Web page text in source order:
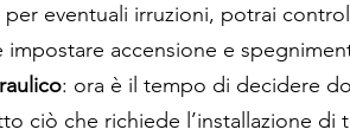
per eventuali irruzioni, potrai
impostare accensione e
: ora è il tempo di decidere
ciò che richiede l’installazione di